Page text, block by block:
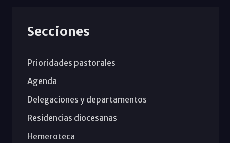
Secciones
Prioridades pastorales
Agenda
Delegaciones y departamentos
Residencias diocesanas
Hemeroteca